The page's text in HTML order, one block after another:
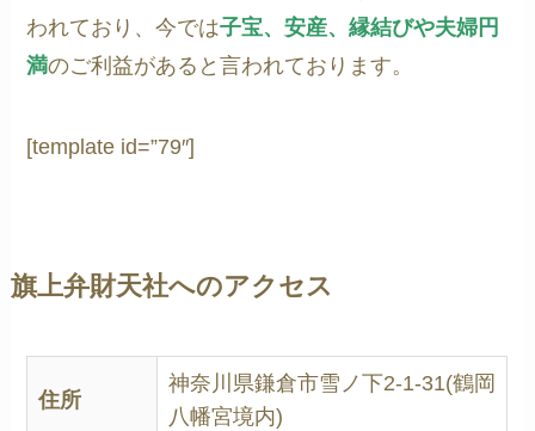
われており、今では子宝、安産、縁結びや夫婦円
満のご利益があると言われております。
[template id=”79″]
旗上弁財天社へのアクセス
住所
神奈川県鎌倉市雪ノ下2-1-31(鶴岡
八幡宮境内)